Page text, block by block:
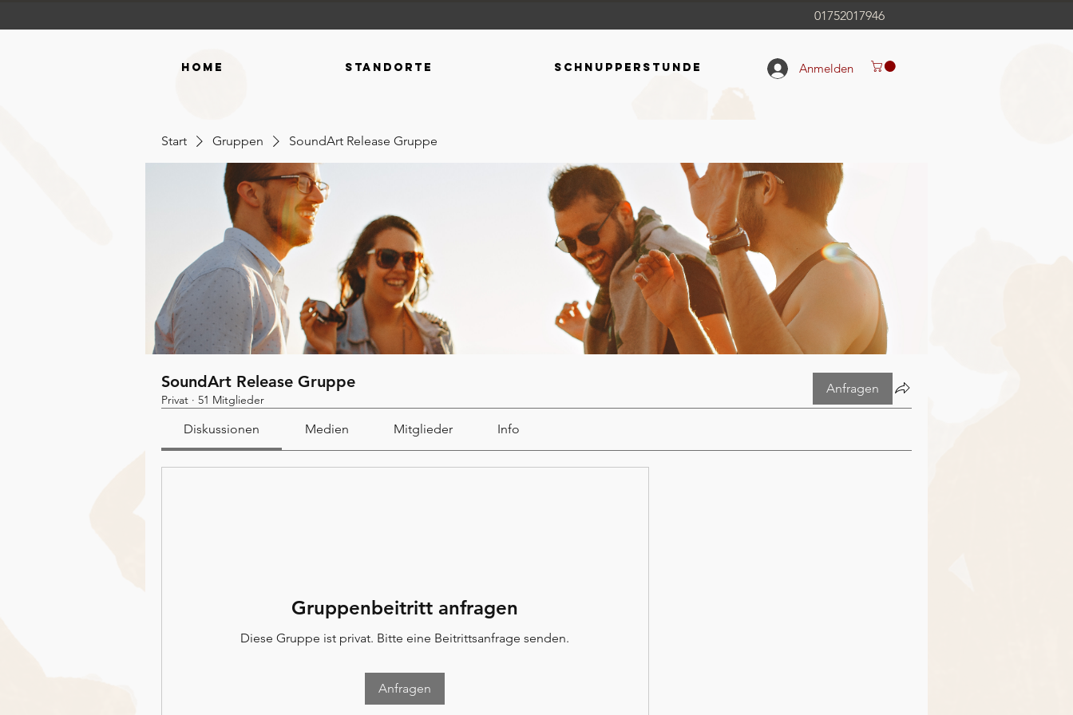
01752017946
Home Standorte Schnupperstunde Anmelden
Start Gruppen SoundArt Release Gruppe
SoundArt Release Gruppe
Privat · 51 Mitglieder
Anfragen
Diskussionen Medien Mitglieder Info
Gruppenbeitritt anfragen
Diese Gruppe ist privat. Bitte eine Beitrittsanfrage senden.
Anfragen